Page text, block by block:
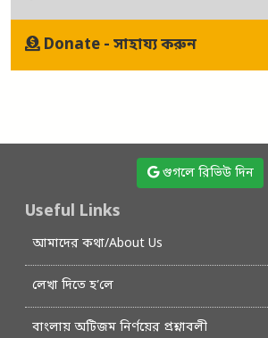
Donate - সাহায্য করুন
গুগলে রিভিউ দিন
Useful Links
আমাদের কথা/About Us
লেখা দিতে হ’লে
বাংলায় অটিজম নির্ণয়ের প্রশ্নাবলী